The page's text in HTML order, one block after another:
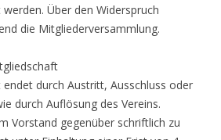
Über den Widerspruch
die Mitgliederversammlung.
durch Austritt, Ausschluss oder
durch Auflösung des Vereins.
Vorstand gegenüber schriftlich zu